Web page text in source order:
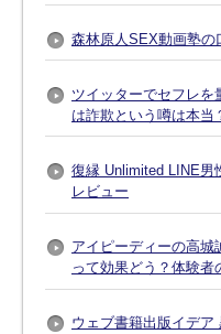
森林原人SEX動画塾の
ツイッターでセフレを
は詐欺という噂は本当
復縁 Unlimited LINE
レビュー
アイピーディーの高城
って効果どう？体験者
ウェブ書籍出版イデ